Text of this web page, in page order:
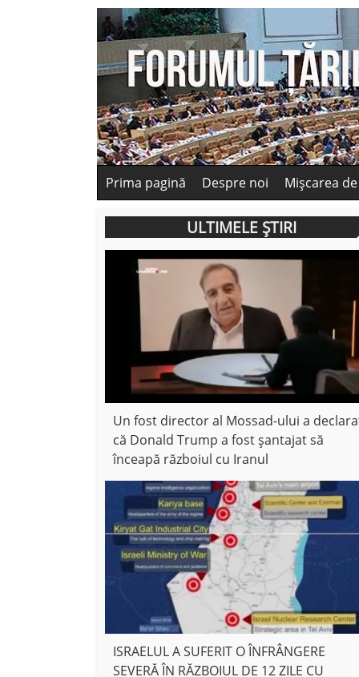
Prima pagină Despre noi Mișcarea
ULTIMELE ȘTIRI
Un fost director al Mossad-ului a
că Donald Trump a fost șantajat să
înceapă războiul cu Iranul
ISRAELUL A SUFERIT O ÎNFRÂNGERE
SEVERĂ ÎN RĂZBOIUL DE 12 ZILE CU